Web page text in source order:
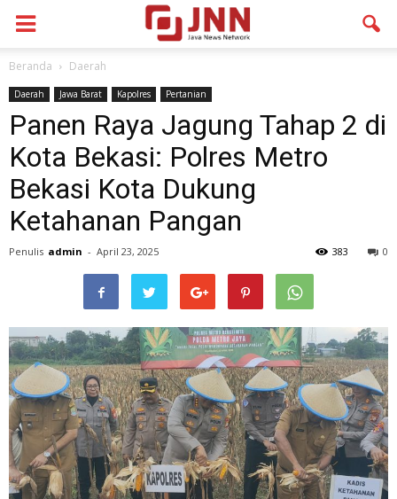
Beranda Daerah
Daerah Jawa Barat Kapolres Pertanian
Panen Raya Jagung Tahap 2 di
Kota Bekasi: Polres Metro
Bekasi Kota Dukung
Ketahanan Pangan
Penulis admin - April 23, 2025 0
383